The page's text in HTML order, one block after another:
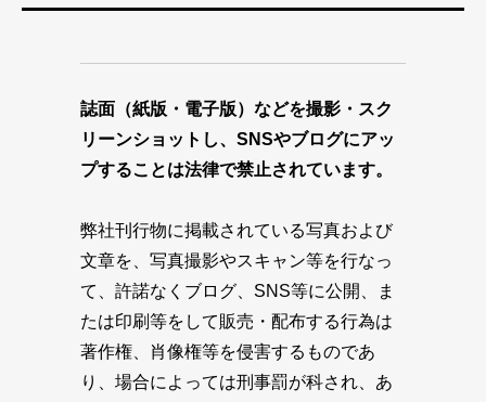
誌面（紙版・電子版）などを撮影・スク
リーンショットし、SNSやブログにアッ
プすることは法律で禁止されています。
弊社刊行物に掲載されている写真および
文章を、写真撮影やスキャン等を行なっ
て、許諾なくブログ、SNS等に公開、ま
たは印刷等をして販売・配布する行為は
著作権、肖像権等を侵害するものであ
り、場合によっては刑事罰が科され、あ